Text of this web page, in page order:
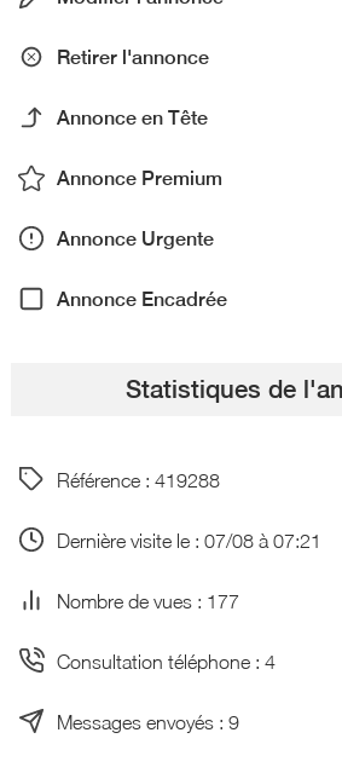
Retirer l'annonce
Annonce en Tête
Annonce Premium
Annonce Urgente
Annonce Encadrée
Statistiques de
Référence : 419288
Dernière visite le : 07/08 à 07:21
Nombre de vues : 177
Consultation téléphone : 4
Messages envoyés : 9